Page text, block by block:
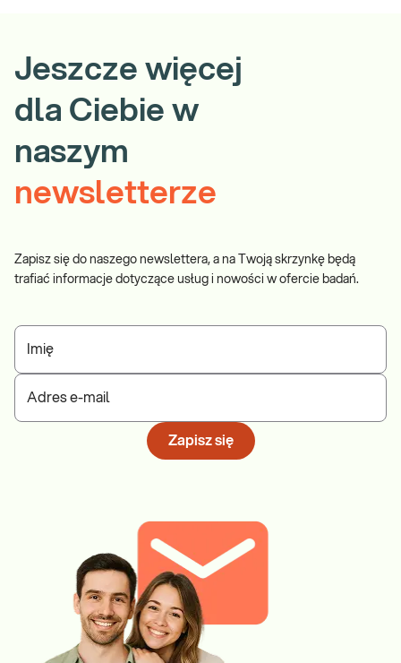
Jeszcze więcej
dla Ciebie w
naszym
newsletterze
Zapisz się do naszego newslettera, a na Twoją skrzynkę będą
trafiać informacje dotyczące usług i nowości w ofercie badań.
Imię
Adres e-mail
Zapisz się